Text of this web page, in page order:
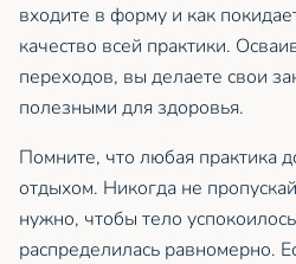
входите в форму и как
качество всей практики.
переходов, вы делаете свои
полезными для здоровья.
Помните, что любая практика
отдыхом. Никогда не
нужно, чтобы тело
распределилась равномерно.